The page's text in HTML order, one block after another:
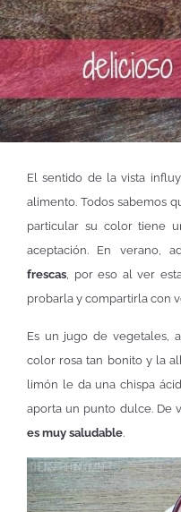
El sentido de la vista
alimento. Todos sabemos
particular su color tiene
aceptación. En verano,
frescas, por eso al ver
probarla y compartirla con
Es un jugo de vegetales,
color rosa tan bonito y la
limón le da una chispa
aporta un punto dulce. De
es muy saludable.